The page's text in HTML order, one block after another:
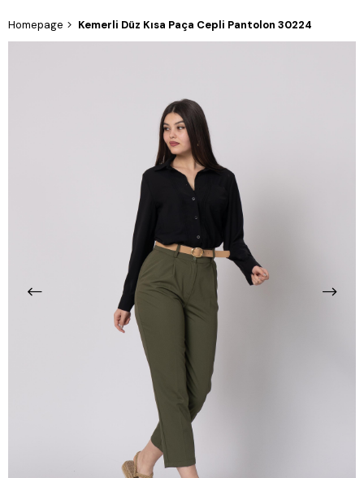
Homepage Kemerli Düz Kısa Paça Cepli Pantolon 30224